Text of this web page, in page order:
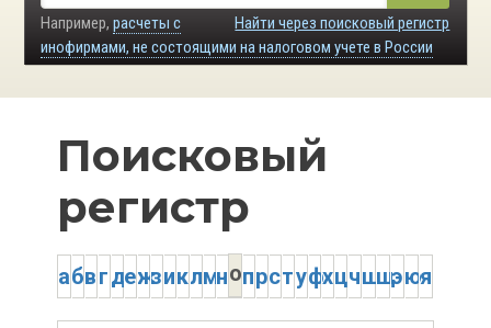
Найти через поисковый регистр
Например, расчеты с
инофирмами, не состоящими на налоговом учете в России
Поисковый
регистр
абвгдежзиклмнопрстуфхцчшщэюя